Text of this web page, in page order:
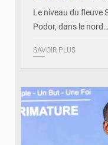
Le niveau du fleuve
Podor, dans le nord…
SAVOIR PLUS